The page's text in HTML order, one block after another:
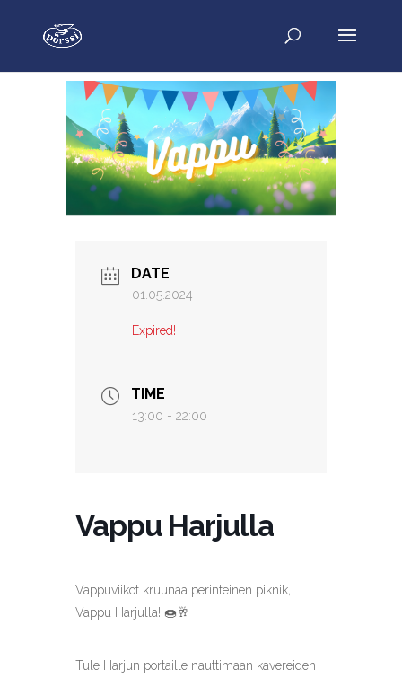
DATE
01.05.2024
Expired!
TIME
13:00 - 22:00
Vappu Harjulla
Vappuviikot kruunaa perinteinen piknik,
Vappu Harjulla! 🍩🥂
Tule Harjun portaille nauttimaan kavereiden